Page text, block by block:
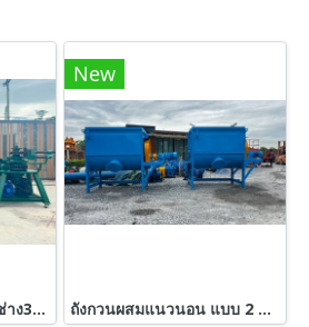
รวมเครื่องจักรเครื่องมือช่าง3รายการ สภาพพร้อมใช้งาน
New
ถังกวนผสมแนวนอน แบบ 2 ชั้น ขนาด 1 ton (1000 kg) มีระบบสตีมให้ความร้อน / ใบกวนแบบริบบอน / เกียร์ต้นกำลัง 7.5 HP 380V เข้ามา 2 ตัว